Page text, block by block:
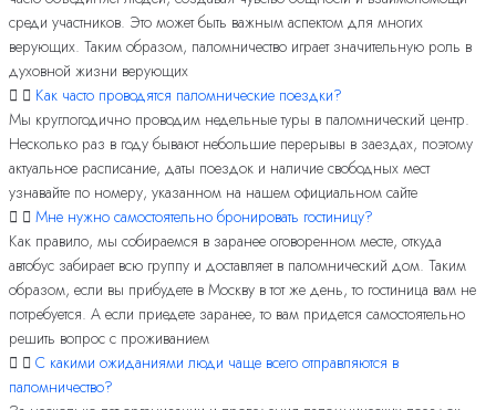
среди участников. Это может быть важным аспектом для многих
верующих. Таким образом, паломничество играет значительную роль в
духовной жизни верующих
Как часто проводятся паломнические поездки?
Мы круглогодично проводим недельные туры в паломнический центр.
Несколько раз в году бывают небольшие перерывы в заездах, поэтому
актуальное расписание, даты поездок и наличие свободных мест
узнавайте по номеру, указанном на нашем официальном сайте
Мне нужно самостоятельно бронировать гостиницу?
Как правило, мы собираемся в заранее оговоренном месте, откуда
автобус забирает всю группу и доставляет в паломнический дом. Таким
образом, если вы прибудете в Москву в тот же день, то гостиница вам не
потребуется. А если приедете заранее, то вам придется самостоятельно
решить вопрос с проживанием
С какими ожиданиями люди чаще всего отправляются в
паломничество?